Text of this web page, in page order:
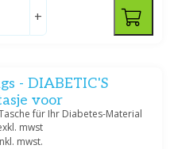
+
- DIABETIC'S
voor
für Ihr Diabetes-Material
mwst
mwst.